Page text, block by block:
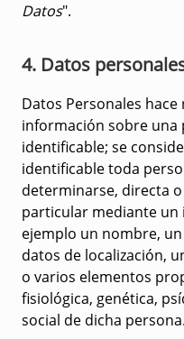
Datos".
4. Datos
Datos Personales
información sobre una
identificable; se
identificable toda
determinarse, directa
particular mediante
ejemplo un nombre,
datos de localización,
o varios elementos
fisiológica, genética,
social de dicha persona.